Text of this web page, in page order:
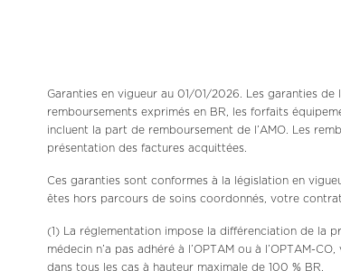
Garanties en vigueur au 01/01/2026. Les garanties
remboursements exprimés en BR, les forfaits
incluent la part de remboursement de l’AMO. Les
présentation des factures acquittées.
Ces garanties sont conformes à la législation en
êtes hors parcours de soins coordonnés, votre
(1) La réglementation impose la différenciation de la
médecin n’a pas adhéré à l’OPTAM ou à l’OPTAM-
dans tous les cas à hauteur maximale de 100 % BR.